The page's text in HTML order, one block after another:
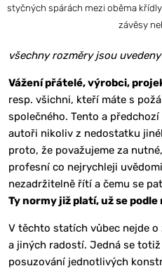
styčných spárách mezi oběma
závěsy
všechny rozměry jsou
Vážení přátelé, výrobci,
resp. všichni, kteří máte s
společného. Tento a
autoři nikoliv z nedostatku
proto, že považujeme za
profesní co nejrychleji
nezadržitelně řítí a čemu se
Ty normy již platí, už se podle
V těchto statích vůbec nejde
a jiných radostí. Jedná se
posuzování jednotlivých